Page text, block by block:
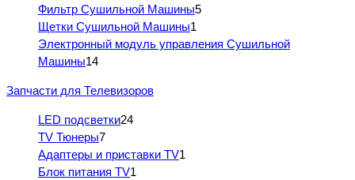
Фильтр Сушильной Машины5
Щетки Сушильной Машины1
Электронный модуль управления Сушильной
Машины14
Запчасти для Телевизоров
LED подсветки24
TV Тюнеры7
Адаптеры и приставки TV1
Блок питания TV1